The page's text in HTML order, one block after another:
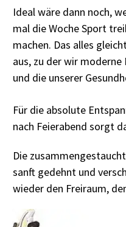
Ideal wäre dann noch,
mal die Woche Sport
machen. Das alles
aus, zu der wir
und die unserer
Für die absolute
nach Feierabend sorgt
Die
sanft gedehnt und
wieder den Freiraum,